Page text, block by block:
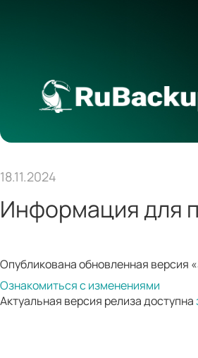
18.11.2024
Информация для
Опубликована обновленная версия
Ознакомиться с изменениями
Актуальная версия релиза доступна